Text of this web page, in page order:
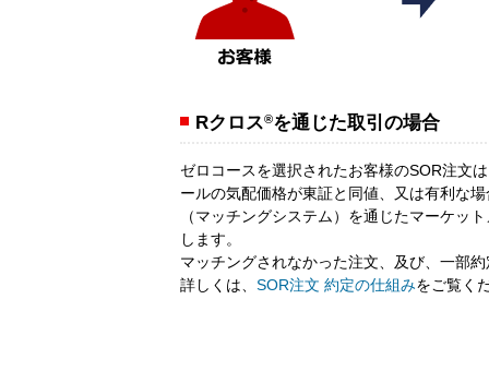
Rクロス®を通じた取引の場合
ゼロコースを選択されたお客様のSOR注文
ールの気配価格が東証と同値、又は有利な
（マッチングシステム）を通じたマーケッ
します。
マッチングされなかった注文、及び、一部
詳しくは、 SOR注文 約定の仕組みをご覧く